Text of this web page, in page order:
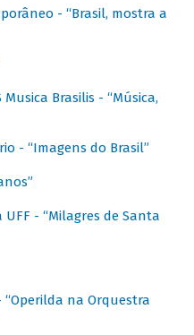
- “Brasil, mostra a
Musica Brasilis - “Música,
- “Imagens do Brasil”
- “Milagres de Santa
na Orquestra